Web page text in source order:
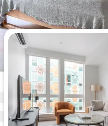
이번 주에 가장